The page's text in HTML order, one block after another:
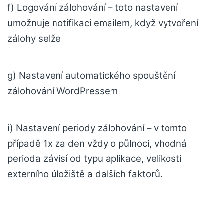
f) Logování zálohování – toto nastavení
umožnuje notifikaci emailem, když vytvoření
zálohy selže
g) Nastavení automatického spouštění
zálohování WordPressem
i) Nastavení periody zálohování – v tomto
případě 1x za den vždy o půlnoci, vhodná
perioda závisí od typu aplikace, velikosti
externího úložiště a dalších faktorů.